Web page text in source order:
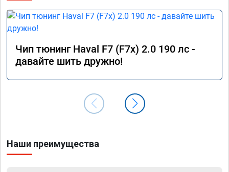
Чип тюнинг Haval F7 (F7x) 2.0 190 лс -
давайте шить дружно!
Наши преимущества